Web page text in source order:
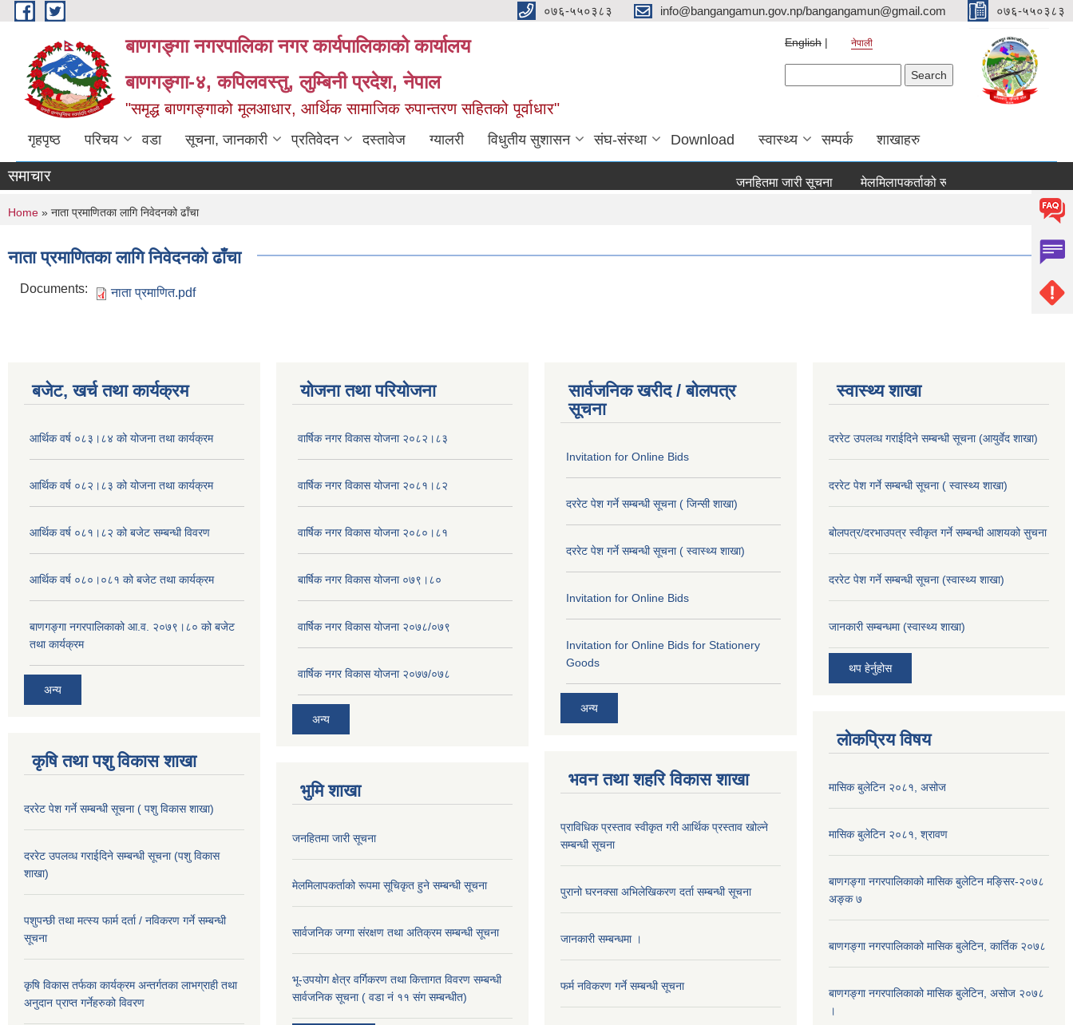
Skip to main content ०७६-५५०३८३ info@bangangamun.gov.np/bangangamun@gmail.com ०७६-५५०३८३
बाणगङ्गा नगरपालिका नगर कार्यपालिकाको कार्यालय
बाणगङ्गा-४, कपिलवस्तु, लुम्बिनी प्रदेश, नेपाल
"समृद्ध बाणगङ्गाको मूलआधार, आर्थिक सामाजिक रुपान्तरण सहितको पूर्वाधार"
English नेपाली
गृहपृष्ठ परिचय वडा सूचना, जानकारी प्रतिवेदन दस्तावेज ग्यालरी विधुतीय सुशासन संघ-संस्था Download स्वास्थ्य सम्पर्क शाखाहरु
समाचार जनहितमा जारी सूचना मेलमिलापकर्ताको रूपमा सूचिकृत हुने सम्बन्धी सूचना
You are here
Home » नाता प्रमाणितका लागि निवेदनको ढाँचा
नाता प्रमाणितका लागि निवेदनको ढाँचा
Documents: नाता प्रमाणित.pdf
बजेट, खर्च तथा कार्यक्रम
आर्थिक वर्ष ०८३।८४ को योजना तथा कार्यक्रम
आर्थिक वर्ष ०८२।८३ को योजना तथा कार्यक्रम
आर्थिक वर्ष ०८१।८२ को बजेट सम्बन्धी विवरण
आर्थिक वर्ष ०८०।०८१ को बजेट तथा कार्यक्रम
बाणगङ्गा नगरपालिकाको आ.व. २०७९।८० को बजेट
तथा कार्यक्रम
अन्य
कृषि तथा पशु विकास शाखा
दररेट पेश गर्ने सम्बन्धी सूचना ( पशु विकास शाखा)
दररेट उपलव्ध गराईदिने सम्बन्धी सूचना (पशु विकास
शाखा)
पशुपन्छी तथा मत्स्य फार्म दर्ता / नविकरण गर्ने सम्बन्धी
सूचना
कृषि विकास तर्फका कार्यक्रम अन्तर्गतका लाभग्राही तथा
अनुदान प्राप्त गर्नेहरुको विवरण
योजना तथा परियोजना
वार्षिक नगर विकास योजना २०८२।८३
वार्षिक नगर विकास योजना २०८१।८२
वार्षिक नगर विकास योजना २०८०।८१
बार्षिक नगर विकास योजना ०७९।८०
वार्षिक नगर विकास योजना २०७८/०७९
वार्षिक नगर विकास योजना २०७७/०७८
अन्य
भुमि शाखा
जनहितमा जारी सूचना
मेलमिलापकर्ताको रूपमा सूचिकृत हुने सम्बन्धी सूचना
सार्वजनिक जग्गा संरक्षण तथा अतिक्रम सम्बन्धी सूचना
भू-उपयोग क्षेत्र वर्गिकरण तथा कित्तागत विवरण सम्बन्धी
सार्वजनिक सूचना ( वडा नं ११ संग सम्बन्धीत)
सार्वजनिक खरीद / बोलपत्र
सूचना
Invitation for Online Bids
दररेट पेश गर्ने सम्बन्धी सूचना ( जिन्सी शाखा)
दररेट पेश गर्ने सम्बन्धी सूचना ( स्वास्थ्य शाखा)
Invitation for Online Bids
Invitation for Online Bids for Stationery
Goods
अन्य
भवन तथा शहरि विकास शाखा
प्राविधिक प्रस्ताव स्वीकृत गरी आर्थिक प्रस्ताव खोल्ने
सम्बन्धी सूचना
पुरानो घरनक्सा अभिलेखिकरण दर्ता सम्बन्धी सूचना
जानकारी सम्बन्धमा ।
फर्म नविकरण गर्ने सम्बन्धी सूचना
स्वास्थ्य शाखा
दररेट उपलव्ध गराईदिने सम्बन्धी सूचना (आयुर्वेद शाखा)
दररेट पेश गर्ने सम्बन्धी सूचना ( स्वास्थ्य शाखा)
बोलपत्र/दरभाउपत्र स्वीकृत गर्ने सम्बन्धी आशयको सुचना
दररेट पेश गर्ने सम्बन्धी सूचना (स्वास्थ्य शाखा)
जानकारी सम्बन्धमा (स्वास्थ्य शाखा)
थप हेर्नुहोस
लोकप्रिय विषय
मासिक बुलेटिन २०८१, असोज
मासिक बुलेटिन २०८१, श्रावण
बाणगङ्गा नगरपालिकाको मासिक बुलेटिन मङ्सिर-२०७८
अङ्क ७
बाणगङ्गा नगरपालिकाको मासिक बुलेटिन, कार्तिक २०७८
बाणगङ्गा नगरपालिकाको मासिक बुलेटिन, असोज २०७८
।